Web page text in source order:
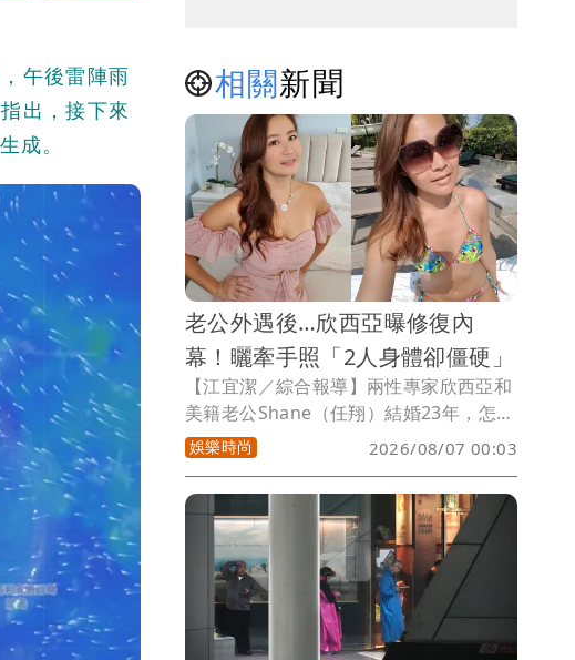
午後雷陣雨
出，接下來
成。
相關新聞
老公外遇後…欣西亞曝修復內
幕！曬牽手照「2人身體卻僵硬」
【江宜潔／綜合報導】兩性專家欣西亞和
美籍老公Shane（任翔）結婚23年，怎料
婚姻看似幸福的她，日前卻自爆老公五年
前曾外遇，讓她一度崩潰、自我懷疑，不
過夫妻倆最後仍選擇攜手修復關係。如
今，欣西亞再曝光兩人並肩摟腰一起看夕
陽的背影，但她坦言這並非一張浪漫照，
而是在得知老公外遇後，他們「明明牽著
手、身體卻僵硬」的畫面，「那一刻，我
們都不知道未來會走向哪裡。」
娛樂時尚 2026/08/07 00:03